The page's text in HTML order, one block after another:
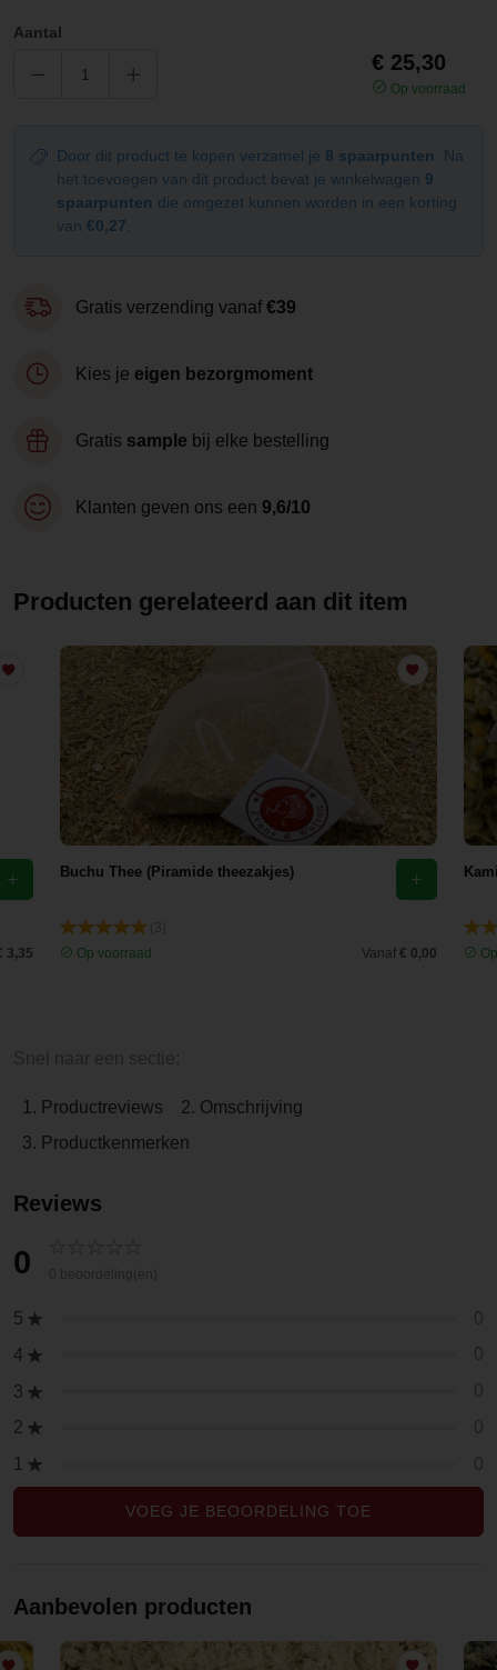
Aantal
€ 25,30
Op voorraad
Door dit product te kopen verzamel je 8 spaarpunten
. Na
het toevoegen van dit product bevat je winkelwagen 9
spaarpunten die omgezet kunnen worden in een korting
van €0,27
Gratis verzending vanaf €39
Kies je eigen bezorgmoment
Gratis sample bij elke bestelling
Klanten geven ons een 9,6/10
Producten gerelateerd aan dit item
3,35
Buchu Thee (Piramide theezakjes)
Op voorraad
Vanaf € 0,00
1. Productreviews
2. Omschrijving
3. Productkenmerken
Reviews
0
5
4
3
2
1
VOEG JE BEOORDELING TOE
Aanbevolen producten